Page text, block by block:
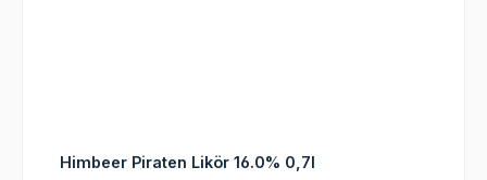
Himbeer Piraten Likör 16.0% 0,7l